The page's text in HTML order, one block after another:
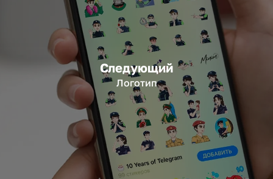
Следующий
Логотип